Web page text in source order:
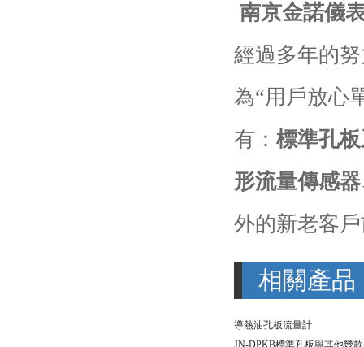
南京金諾儀
經過多年的
為“用戶放心
有： 標準孔
形流量傳感
外的新老客
相關產品
導熱油孔板流量計